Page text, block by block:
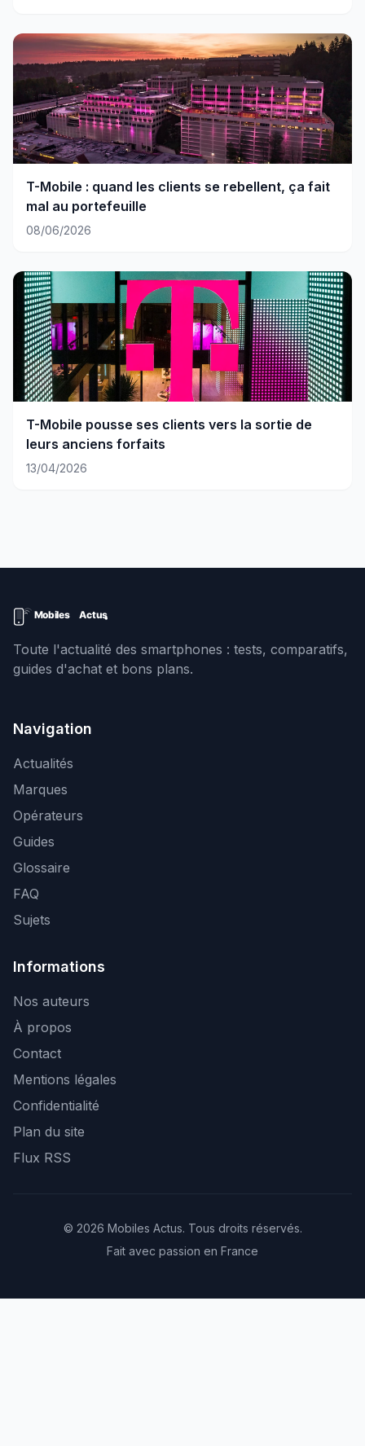
T-Mobile : quand les clients se rebellent, ça fait
mal au portefeuille
08/06/2026
T-Mobile pousse ses clients vers la sortie de
leurs anciens forfaits
13/04/2026
Toute l'actualité des smartphones : tests, comparatifs,
guides d'achat et bons plans.
Navigation
Actualités
Marques
Opérateurs
Guides
Glossaire
FAQ
Sujets
Informations
Nos auteurs
À propos
Contact
Mentions légales
Confidentialité
Plan du site
Flux RSS
© 2026 Mobiles Actus. Tous droits réservés.
Fait avec passion en France